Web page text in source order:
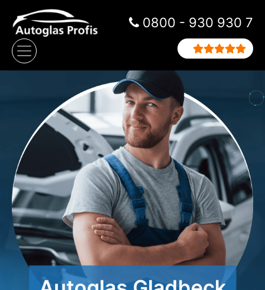
Zum Inhalt springen
Hauptnavigation
0800 - 930 930 7